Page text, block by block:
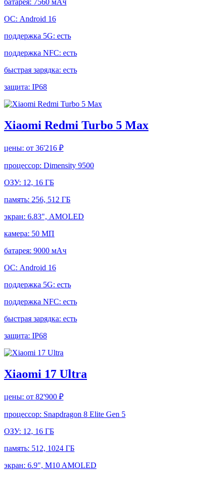
батарея: 7560 мАч
ОС: Android 16
поддержка 5G: есть
поддержка NFC: есть
быстрая зарядка: есть
защита: IP68
Xiaomi Redmi Turbo 5 Max
цены: от 36'216 ₽
процессор: Dimensity 9500
ОЗУ: 12, 16 ГБ
память: 256, 512 ГБ
экран: 6.83", AMOLED
камера: 50 МП
батарея: 9000 мАч
ОС: Android 16
поддержка 5G: есть
поддержка NFC: есть
быстрая зарядка: есть
защита: IP68
Xiaomi 17 Ultra
цены: от 82'900 ₽
процессор: Snapdragon 8 Elite Gen 5
ОЗУ: 12, 16 ГБ
память: 512, 1024 ГБ
экран: 6.9", M10 AMOLED